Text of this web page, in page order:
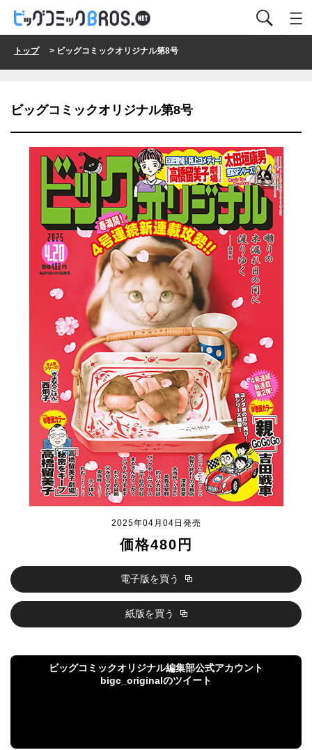
トップ> ビッグコミックオリジナル第8号
ビッグコミックオリジナル第8号
2025年04月04日発売
価格480円
電子版を買う
紙版を買う
ビッグコミックオリジナル編集部公式アカウント
bigc_originalのツイート